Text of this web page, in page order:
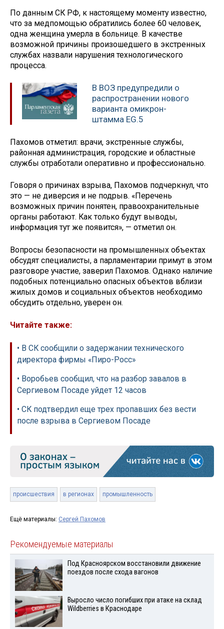
По данным СК РФ, к настоящему моменту известно,
что за медпомощью обратились более 60 человек,
одна женщина умерла в больнице. В качестве
возможной причины произошедшего в экстренных
службах назвали нарушения технологического
процесса.
В ВОЗ предупредили о
распространении нового
варианта омикрон-
штамма EG.5
Пахомов отметил: врачи, экстренные службы,
районная администрация, городские и областные
службы отработали оперативно и профессионально.
Говоря о причинах взрыва, Пахомов подчеркнул, что
это — не диверсия и не подрыв. «Перечень
возможных причин понятен, правоохранительные
органы работают. Как только будут выводы,
информация тут же появится», — отметил он.
Вопросы безопасности на промышленных объектах
обсудят специалисты, а парламентарии примут в этом
разговоре участие, заверил Пахомов. Однако наличие
подобных потенциально опасных объектов вблизи
жилых домов и социальных объектов необходимо
обсудить отдельно, уверен он.
Читайте также:
• В СК сообщили о задержании технического
директора фирмы «Пиро-Росс»
• Воробьев сообщил, что на разбор завалов в
Сергиевом Посаде уйдет 12 часов
• СК подтвердил еще трех пропавших без вести
после взрыва в Сергиевом Посаде
происшествия в регионах промышленность
Ещё материалы: Сергей Пахомов
Рекомендуемые материалы
Под Красноярском восстановили движение
поездов после схода вагонов
Выросло число погибших при атаке на склад
Wildberries в Краснодаре